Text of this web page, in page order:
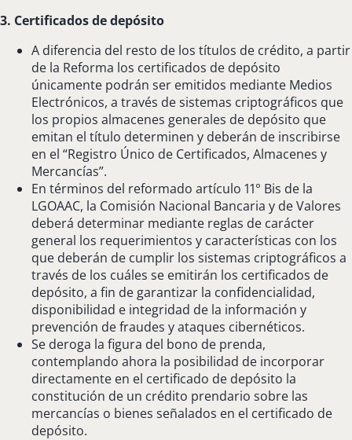
3. Certificados de depósito
A diferencia del resto de los títulos de crédito, a partir
de la Reforma los certificados de depósito
únicamente podrán ser emitidos mediante Medios
Electrónicos, a través de sistemas criptográficos que
los propios almacenes generales de depósito que
emitan el título determinen y deberán de inscribirse
en el “Registro Único de Certificados, Almacenes y
Mercancías”.
En términos del reformado artículo 11° Bis de la
LGOAAC, la Comisión Nacional Bancaria y de Valores
deberá determinar mediante reglas de carácter
general los requerimientos y características con los
que deberán de cumplir los sistemas criptográficos a
través de los cuáles se emitirán los certificados de
depósito, a fin de garantizar la confidencialidad,
disponibilidad e integridad de la información y
prevención de fraudes y ataques cibernéticos.
Se deroga la figura del bono de prenda,
contemplando ahora la posibilidad de incorporar
directamente en el certificado de depósito la
constitución de un crédito prendario sobre las
mercancías o bienes señalados en el certificado de
depósito.